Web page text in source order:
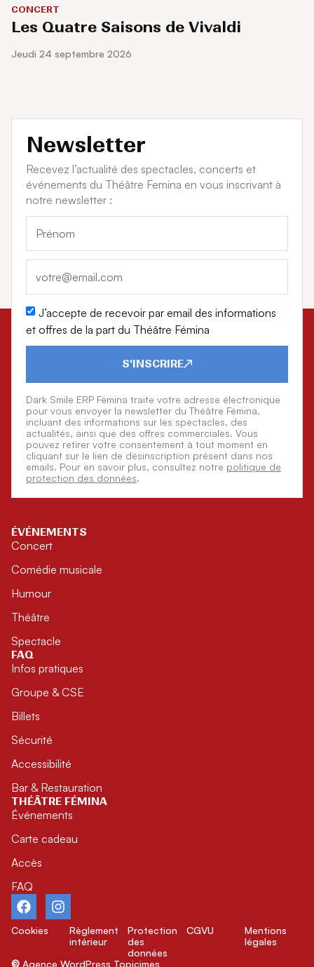
CONCERT
Les Quatre Saisons de Vivaldi
jeudi 24 septembre 2026
Newsletter
Recevez l’actualité des spectacles, concerts et
événements du Théâtre Femina en vous inscrivant à
notre newsletter :
J’accepte de recevoir par email des informations
et offres de la part du Théâtre Fémina
S'INSCRIRE
Dark Smile ERP Fémina traite votre adresse électronique
pour vous envoyer la newsletter du Théâtre Fémina,
incluant des informations sur les spectacles, des
actualités, ainsi que des offres commerciales. Vous
pouvez retirer votre consentement à tout moment en
cliquant sur le lien de désinscription présent dans nos
emails. Pour en savoir plus, consultez notre politique de
protection des données.
ÉVÉNEMENTS
Concert
Comédie musicale
Humour
Théâtre
Spectacle
FAQ
Infos pratiques
Groupe & CSE
Billets
Sécurité
Accessibilité
Bar & Restauration
THÉÂTRE FÉMINA
Événements
Carte cadeau
Accès
FAQ
© Agence WordPress Topicimes
Cookies
Règlement
intérieur
Protection
des
données
CGVU
Mentions
légales